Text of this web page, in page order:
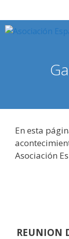
al
contenido
En esta
Asociación
REUNION